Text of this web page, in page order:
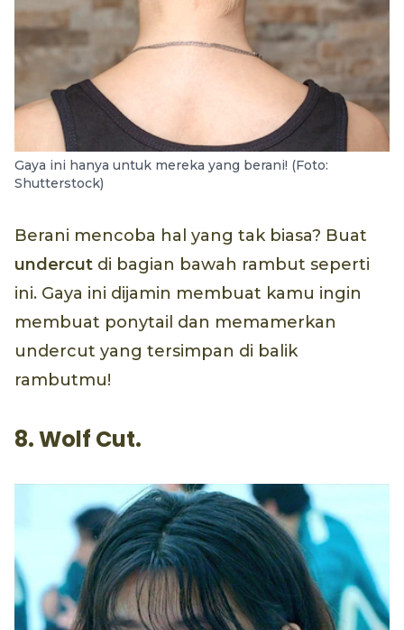
Gaya ini hanya untuk mereka yang berani! (Foto:
Shutterstock)
Berani mencoba hal yang tak biasa? Buat
undercut di bagian bawah rambut seperti
ini. Gaya ini dijamin membuat kamu ingin
membuat ponytail dan memamerkan
undercut yang tersimpan di balik
rambutmu!
8. Wolf Cut.